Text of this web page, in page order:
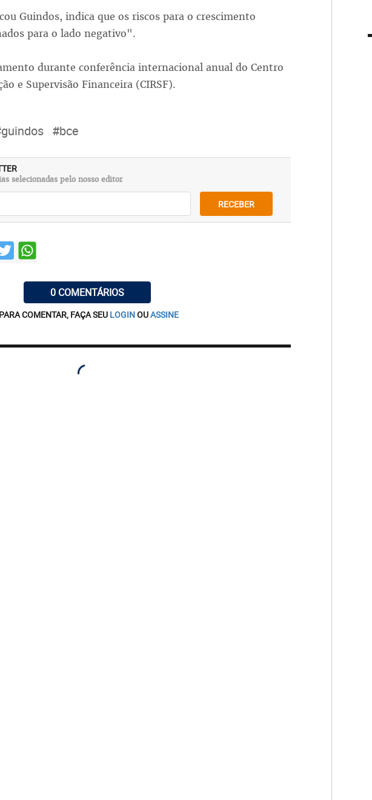
Guindos, indica que os riscos para o crescimento
para o lado negativo".
durante conferência internacional anual do Centro
e Supervisão Financeira (CIRSF).
#bce
selecionadas pelo nosso editor
RECEBER
0 COMENTÁRIOS
COMENTAR, FAÇA SEU LOGINOUASSINE